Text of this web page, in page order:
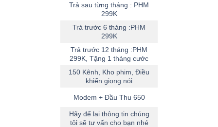
Trả sau từng tháng : PHM
299K
Trả trước 6 tháng :PHM
299K
Trả trước 12 tháng :PHM
299K, Tặng 1 tháng cước
150 Kênh, Kho phim, Điều
khiển giọng nói
Modem + Đầu Thu 650
Hãy để lại thông tin chúng
tôi sẽ tư vấn cho bạn nhé